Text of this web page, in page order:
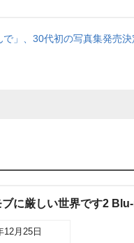
」、30代初の写真集発売
に厳しい世界です2
12月25日